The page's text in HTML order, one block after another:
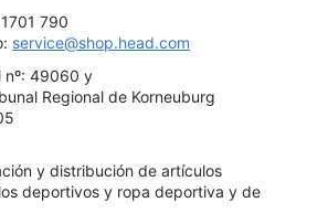
790
service@shop.head.com
nº: 49060 y
Regional de Korneuburg
y distribución de artículos
deportivos y ropa deportiva y de